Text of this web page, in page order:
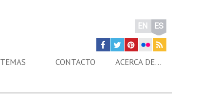
EN ES
TEMAS CONTACTO ACERCA DE…